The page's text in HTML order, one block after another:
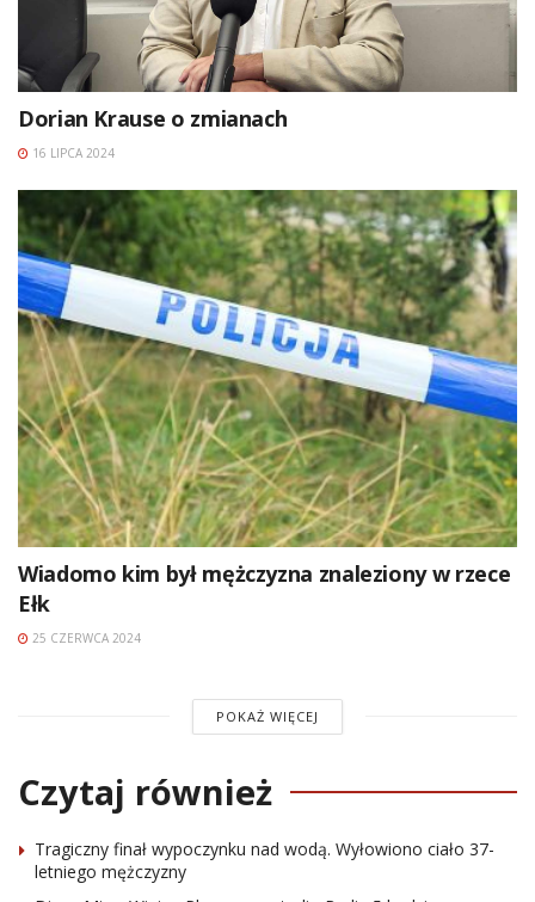
Dorian Krause o zmianach
16 LIPCA 2024
Wiadomo kim był mężczyzna znaleziony w rzece
Ełk
25 CZERWCA 2024
POKAŻ WIĘCEJ
Czytaj również
Tragiczny finał wypoczynku nad wodą. Wyłowiono ciało 37-
letniego mężczyzny